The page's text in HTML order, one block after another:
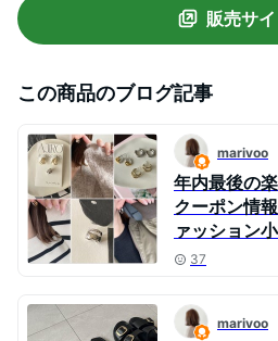
販売サ
この商品のブログ記事
marivoo
年内最後の
クーポン情
ァッション
37
marivoo